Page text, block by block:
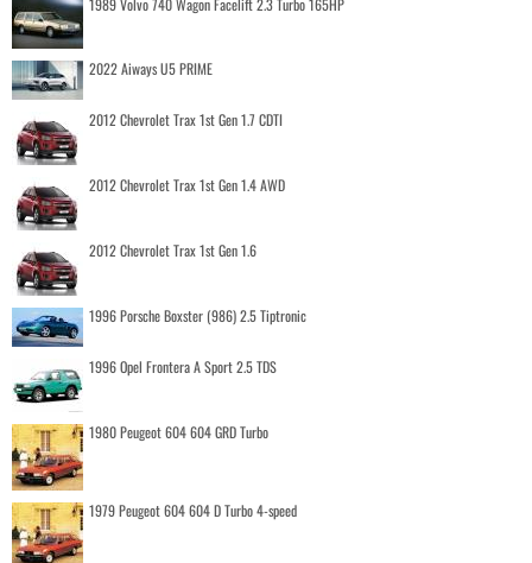
1989 Volvo 740 Wagon Facelift 2.3 Turbo 165HP
2022 Aiways U5 PRIME
2012 Chevrolet Trax 1st Gen 1.7 CDTI
2012 Chevrolet Trax 1st Gen 1.4 AWD
2012 Chevrolet Trax 1st Gen 1.6
1996 Porsche Boxster (986) 2.5 Tiptronic
1996 Opel Frontera A Sport 2.5 TDS
1980 Peugeot 604 604 GRD Turbo
1979 Peugeot 604 604 D Turbo 4-speed